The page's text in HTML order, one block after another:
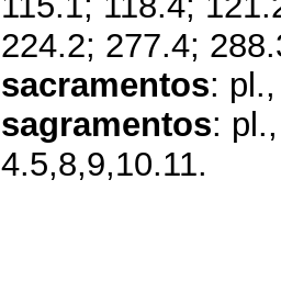
224.2; 277.4;
sacramentos:
sagramentos:
4.5,8,9,10.11.